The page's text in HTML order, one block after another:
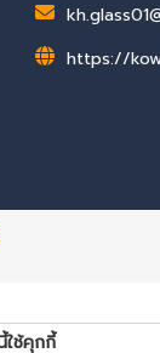
https://
ใช้คุกกี้